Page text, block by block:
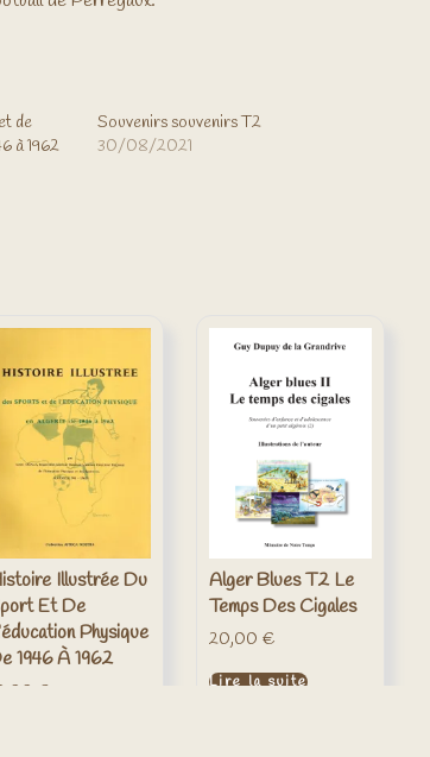
de
à 1962
Souvenirs souvenirs T2
30/08/2021
Illustrée Du
Et De
Physique
1946 À 1962
€
Alger Blues T2 Le
Temps Des Cigales
20,00 €
Lire la suite